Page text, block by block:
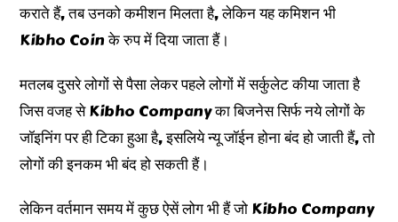
कराते हैं, तब उनको कमीशन मिलता है, लेकिन यह कमिशन भी
Kibho Coin के रुप में दिया जाता हैं।
मतलब दुसरे लोगों से पैसा लेकर पहले लोगों में सर्कुलेट कीया जाता है
जिस वजह से Kibho Company का बिजनेस सिर्फ नये लोगों के
जॉइनिंग पर ही टिका हुआ है, इसलिये न्यू जॉईन होना बंद हो जाती हैं, तो
लोगों की इनकम भी बंद हो सकती हैं।
लेकिन वर्तमान समय में कुछ ऐसें लोग भी हैं जो Kibho Company